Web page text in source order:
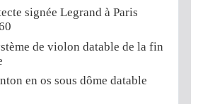
signée Legrand à Paris
de violon datable de la fin
en os sous dôme datable